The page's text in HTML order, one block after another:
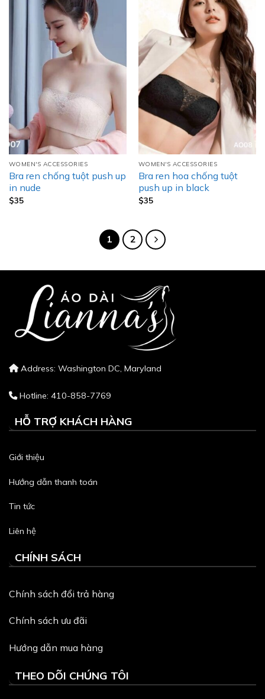
WOMEN'S ACCESSORIES
Bra ren chống tuột push up
in nude
$35
WOMEN'S ACCESSORIES
Bra ren hoa chống tuột
push up in black
$35
1 2
Address: Washington DC, Maryland
Hotline: 410-858-7769
HỖ TRỢ KHÁCH HÀNG
Giới thiệu
Hướng dẫn thanh toán
Tin tức
Liên hệ
CHÍNH SÁCH
Chính sách đổi trả hàng
Chính sách ưu đãi
Hướng dẫn mua hàng
THEO DÕI CHÚNG TÔI